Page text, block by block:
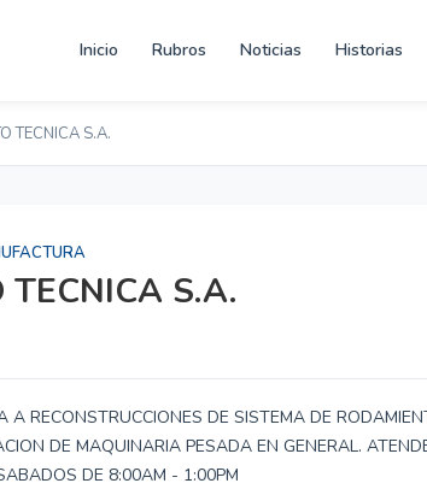
Inicio Rubros Noticias Historias
TECNICA S.A.
TECNICA S.A.
A RECONSTRUCCIONES DE SISTEMA DE
DE MAQUINARIA PESADA EN GENERAL.
DE 8:00AM - 1:00PM